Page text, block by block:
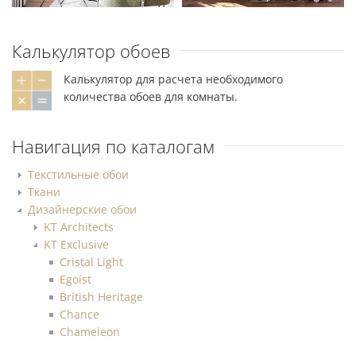
Калькулятор обоев
Калькулятор для расчета необходимого
количества обоев для комнаты.
Навигация по каталогам
Текстильные обои
Ткани
Дизайнерские обои
KT Architects
KT Exclusive
Cristal Light
Egoist
British Heritage
Chance
Chameleon